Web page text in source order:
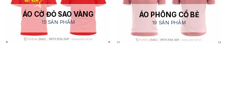
ÁO CỜ ĐỎ SAO VÀNG
15 SẢN PHẨM
ÁO PHÔNG CỔ BẺ
19 SẢN PHẨM